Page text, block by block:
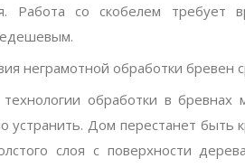
Работа со скобелем требует
неграмотной обработки бревен
обработки в бревнах
устранить. Дом перестанет быть
слоя с поверхности